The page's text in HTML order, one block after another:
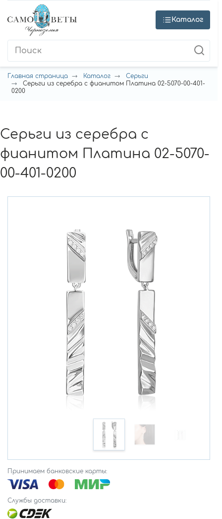
Каталог
Главная страница Каталог
Серьги
Серьги из серебра с фианитом Платина 02-5070-00-401-
0200
Серьги из серебра с
фианитом Платина 02-5070-
00-401-0200
Принимаем банковские карты:
Службы доставки: